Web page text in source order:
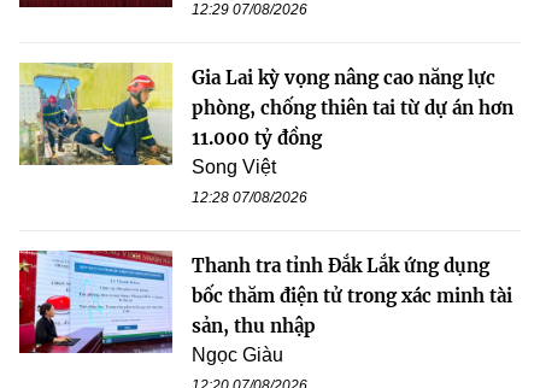
12:29 07/08/2026
Gia Lai kỳ vọng nâng cao năng lực
phòng, chống thiên tai từ dự án hơn
11.000 tỷ đồng
Song Việt
12:28 07/08/2026
Thanh tra tỉnh Đắk Lắk ứng dụng
bốc thăm điện tử trong xác minh tài
sản, thu nhập
Ngọc Giàu